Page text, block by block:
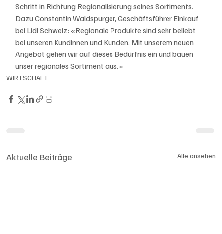
Schritt in Richtung Regionalisierung seines Sortiments.
Dazu Constantin Waldspurger, Geschäftsführer Einkauf
bei Lidl Schweiz: «Regionale Produkte sind sehr beliebt
bei unseren Kundinnen und Kunden. Mit unserem neuen
Angebot gehen wir auf dieses Bedürfnis ein und bauen
unser regionales Sortiment aus.»
WIRTSCHAFT
Aktuelle Beiträge Alle ansehen